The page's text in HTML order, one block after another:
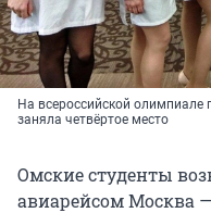
На всероссийской
заняла четвёртое место
Омские студенты
авиарейсом Москва